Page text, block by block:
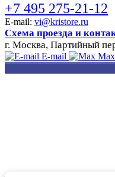
+7 495 275-21-12
E-mail: vi@kristore.ru
Схема проезда и
г. Москва, Партийный
E-mail Max